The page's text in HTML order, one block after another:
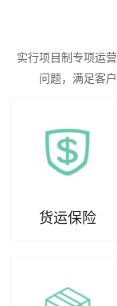
实行项目制专项运
问题，满足客
货运保险